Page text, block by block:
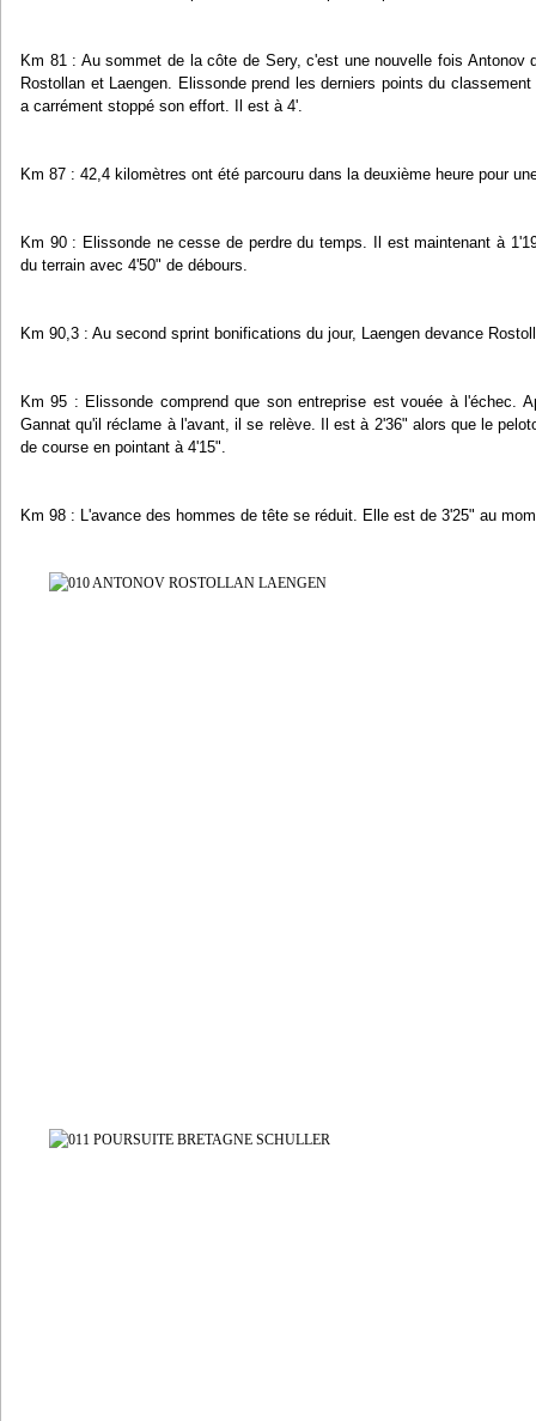
Km 81 : Au sommet de la côte de Sery, c'est une nouvelle fois Antonov
Rostollan et Laengen. Elissonde prend les derniers points du
a carrément stoppé son effort. Il est à 4'.
Km 87 : 42,4 kilomètres ont été parcouru dans la deuxième heure pour
Km 90 : Elissonde ne cesse de perdre du temps. Il est maintenant à
du terrain avec 4'50" de débours.
Km 90,3 : Au second sprint bonifications du jour, Laengen devance
Km 95 : Elissonde comprend que son entreprise est vouée à l'échec.
Gannat qu'il réclame à l'avant, il se relève. Il est à 2'36" alors que le
de course en pointant à 4'15".
Km 98 : L'avance des hommes de tête se réduit. Elle est de 3'25" au